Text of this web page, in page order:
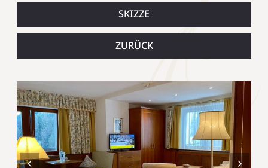
SKIZZE
ZURÜCK